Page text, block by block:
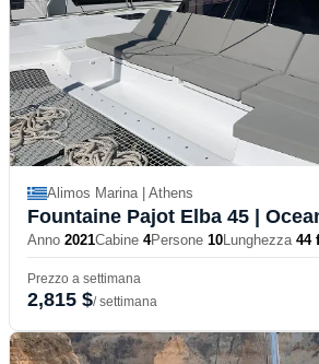
Alimos Marina | Athens
Fountaine Pajot Elba 45 |
Anno 2021Cabine 4Persone 10Lunghezza 44
Prezzo a settimana
2,815 $/ settimana